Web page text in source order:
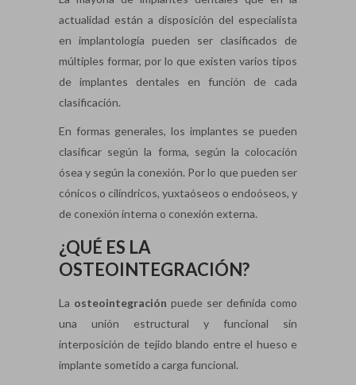
actualidad están a disposición del especialista
en implantología pueden ser clasificados de
múltiples formar, por lo que existen varios tipos
de implantes dentales en función de cada
clasificación.
En formas generales, los implantes se pueden
clasificar según la forma, según la colocación
ósea y según la conexión. Por lo que pueden ser
cónicos o cilíndricos, yuxtaóseos o endoóseos, y
de conexión interna o conexión externa.
¿QUÉ ES LA
OSTEOINTEGRACIÓN?
La osteointegración puede ser definida como
una unión estructural y funcional sin
interposición de tejido blando entre el hueso e
implante sometido a carga funcional.